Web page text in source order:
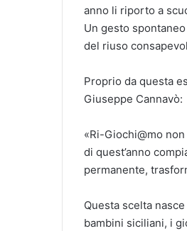
anno li riporto a
Un gesto
del riuso
Proprio da questa
Giuseppe Cannavò:
«Ri-Giochi@mo
di quest’anno
permanente,
Questa scelta
bambini siciliani, i